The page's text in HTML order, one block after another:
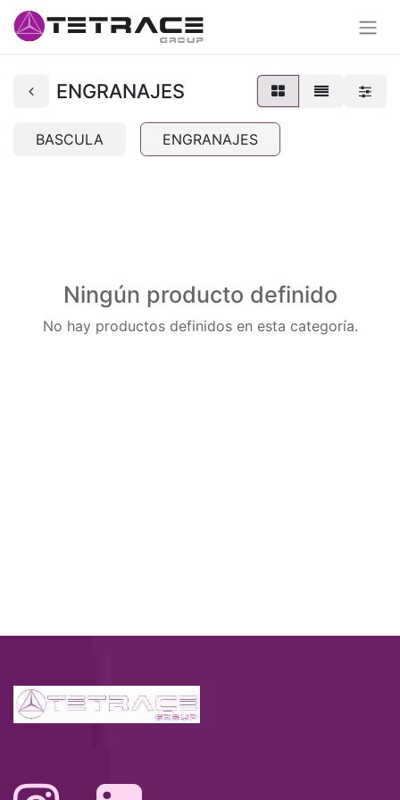
ENGRANAJES
BASCULA ENGRANAJES
Ningún producto definido
No hay productos definidos en esta categoría.